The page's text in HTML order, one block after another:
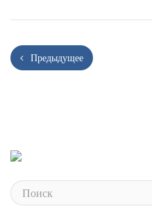
Предыдущее